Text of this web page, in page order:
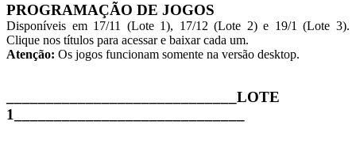
PROGRAMAÇÃO DE JOGOS
Disponíveis em 17/11 (Lote 1), 17/12 (Lote 2) e 19/1 (Lote 3).
Clique nos títulos para acessar e baixar cada um.
Atenção: Os jogos funcionam somente na versão desktop.
_____________________________LOTE
1_____________________________